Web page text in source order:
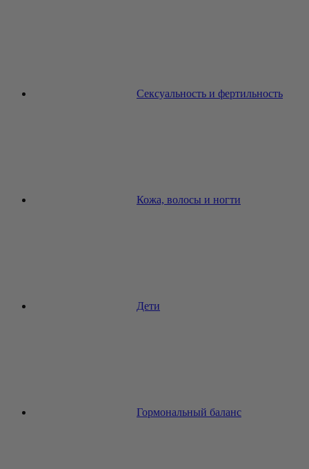
Сексуальность и фертильность
Кожа, волосы и ногти
Дети
Гормональный баланс